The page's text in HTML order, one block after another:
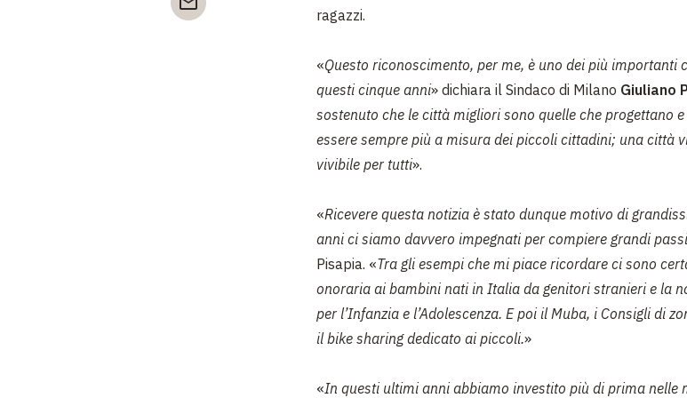
ragazzi.
«Questo riconoscimento, per me, è uno dei più importanti
questi cinque anni» dichiara il Sindaco di Milano Giuliano
sostenuto che le città migliori sono quelle che progettano
essere sempre più a misura dei piccoli cittadini; una città
vivibile per tutti».
«Ricevere questa notizia è stato dunque motivo di
anni ci siamo davvero impegnati per compiere grandi
Pisapia. «Tra gli esempi che mi piace ricordare ci sono
onoraria ai bambini nati in Italia da genitori stranieri e la
per l’Infanzia e l’Adolescenza. E poi il Muba, i Consigli di
il bike sharing dedicato ai piccoli.»
«In questi ultimi anni abbiamo investito più di prima nelle